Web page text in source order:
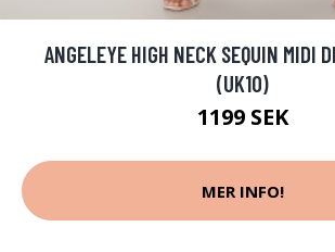
ANGELEYE HIGH NECK SEQUIN MIDI
(UK10)
1199 SEK
MER INFO!